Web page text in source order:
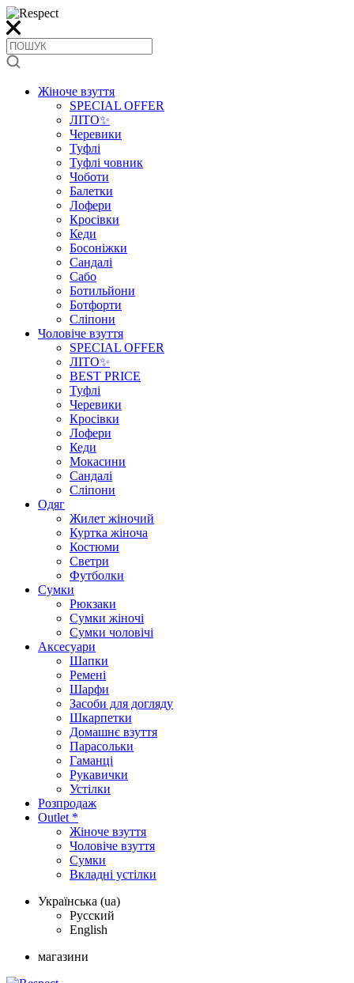
Жіноче взуття
SPECIAL OFFER
ЛІТО✨
Черевики
Туфлі
Туфлі човник
Чоботи
Балетки
Лофери
Кросівки
Кеди
Босоніжки
Сандалі
Сабо
Ботильйони
Ботфорти
Сліпони
Чоловіче взуття
SPECIAL OFFER
ЛІТО✨
BEST PRICE
Туфлі
Черевики
Кросівки
Лофери
Кеди
Мокасини
Сандалі
Сліпони
Одяг
Жилет жіночий
Куртка жіноча
Костюми
Светри
Футболки
Сумки
Рюкзаки
Сумки жіночі
Сумки чоловічі
Аксеcуари
Шапки
Ремені
Шарфи
Засоби для догляду
Шкарпетки
Домашнє взуття
Парасольки
Гаманці
Рукавички
Устілки
Розпродаж
Outlet *
Жіноче взуття
Чоловіче взуття
Сумки
Вкладні устілки
Українська (ua)
Русский
English
магазини